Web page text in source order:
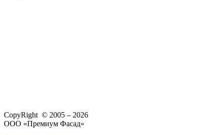
CopyRight © 2005 – 2026
ООО «Премиум Фасад»